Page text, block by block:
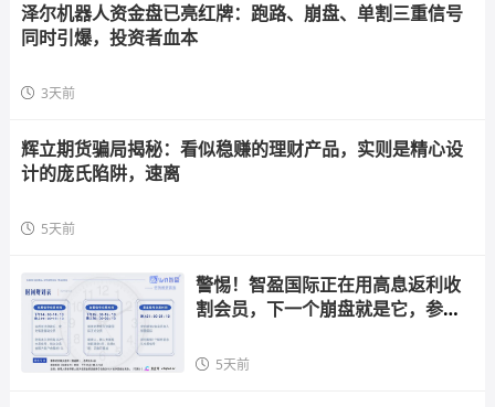
泽尔机器人资金盘已亮红牌：跑路、崩盘、单割三重信号
同时引爆，投资者血本
3天前
辉立期货骗局揭秘：看似稳赚的理财产品，实则是精心设
计的庞氏陷阱，速离
5天前
警惕！智盈国际正在用高息返利收
割会员，下一个崩盘就是它，参与
5天前